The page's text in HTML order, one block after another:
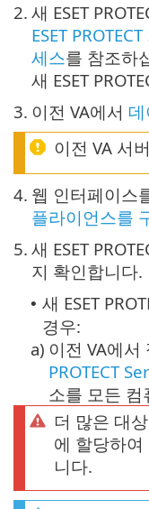
2. 새 ESET
ESET
세스를 참조하
새 ESET
3. 이전 VA에서
이전 VA 서
4. 웹 인터페이스
플라이언스를
5. 새 ESET
지 확인합니다.
• 새 ESET
경우:
a) 이전 VA에서
PROTECT
소를 모든 컴
더 많은 대
에 할당하
니다.